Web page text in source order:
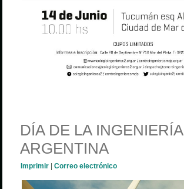
DÍA DE LA INGENIERÍA
ARGENTINA
Imprimir |Correo electrónico